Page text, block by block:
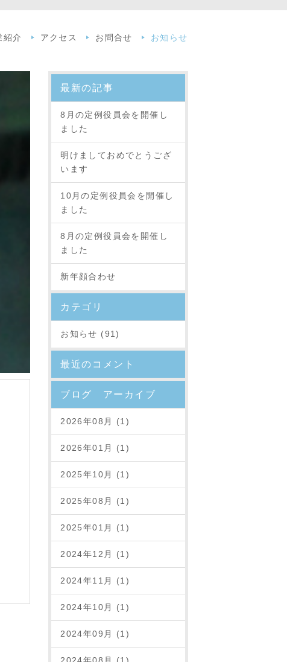
紹介 アクセス お問合せ お知らせ
最新の記事
8月の定例役員会を開催し
ました
明けましておめでとうござ
います
10月の定例役員会を開催し
ました
8月の定例役員会を開催し
ました
新年顔合わせ
カテゴリ
お知らせ (91)
最近のコメント
ブログ アーカイブ
2026年08月 (1)
2026年01月 (1)
2025年10月 (1)
2025年08月 (1)
2025年01月 (1)
2024年12月 (1)
2024年11月 (1)
2024年10月 (1)
2024年09月 (1)